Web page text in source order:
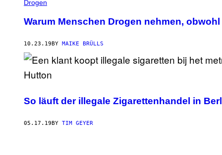
Drogen
Warum Menschen Drogen nehmen,
10.23.19BY MAIKE BRÜLLS
So läuft der illegale Zigarettenhandel in
05.17.19 BY TIM GEYER